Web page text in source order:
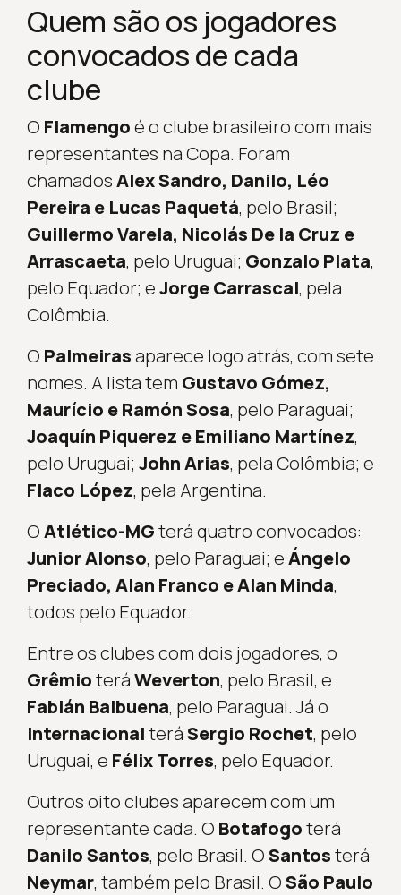
Quem são os jogadores
convocados de cada
clube
O Flamengoé o clube brasileiro com mais
representantes na Copa. Foram
chamadosAlex Sandro, Danilo, Léo
Pereira e Lucas Paquetá, pelo Brasil;
Guillermo Varela, Nicolás De la Cruz e
Arrascaeta, pelo Uruguai; Gonzalo Plata,
pelo Equador; eJorge Carrascal, pela
Colômbia.
O Palmeirasaparece logo atrás, com sete
nomes. A lista tem Gustavo Gómez,
Maurício e Ramón Sosa, pelo Paraguai;
Joaquín Piquerez e Emiliano Martínez,
pelo Uruguai; John Arias, pela Colômbia; e
Flaco López, pela Argentina.
OAtlético-MGterá quatro convocados:
Junior Alonso, pelo Paraguai; eÁngelo
Preciado, Alan Franco e Alan Minda,
todos pelo Equador.
Entre os clubes com dois jogadores, o
GrêmioteráWeverton, pelo Brasil, e
Fabián Balbuena, pelo Paraguai. Já o
InternacionalteráSergio Rochet, pelo
Uruguai, e Félix Torres, pelo Equador.
Outros oito clubes aparecem com um
representante cada. O Botafogoterá
Danilo Santos, pelo Brasil. OSantosterá
Neymar, também pelo Brasil. OSão Paulo